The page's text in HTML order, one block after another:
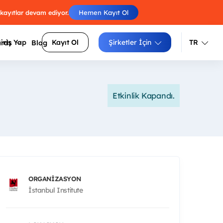
devam ediyor. Hemen Kayıt Ol
daha
Engelleri atla, skorunu arkadaşlarınla
Blog
Yap Kayıt Ol Şirketler İçin TR
İngilizce
Etkinlik Kapandı.
ORGANIZASYON
İstanbul Institute